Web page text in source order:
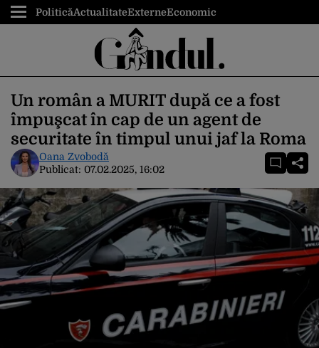
PoliticăActualitateExterneEconomic
Un român a MURIT după ce a fost
împuşcat în cap de un agent de
securitate în timpul unui jaf la Roma
Oana Zvobodă
Publicat: 07.02.2025, 16:02